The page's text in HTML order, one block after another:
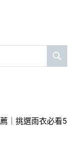
SEARCH
｜挑選雨衣必看5